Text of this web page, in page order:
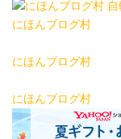
にほんブログ村
にほんブログ村
にほんブログ村